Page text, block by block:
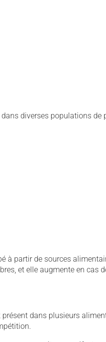
diverses populations de
à partir de sources
et elle augmente en cas
dans plusieurs